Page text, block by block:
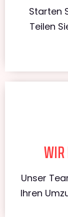
Starten
Teilen
WIR
Unser
Ihren